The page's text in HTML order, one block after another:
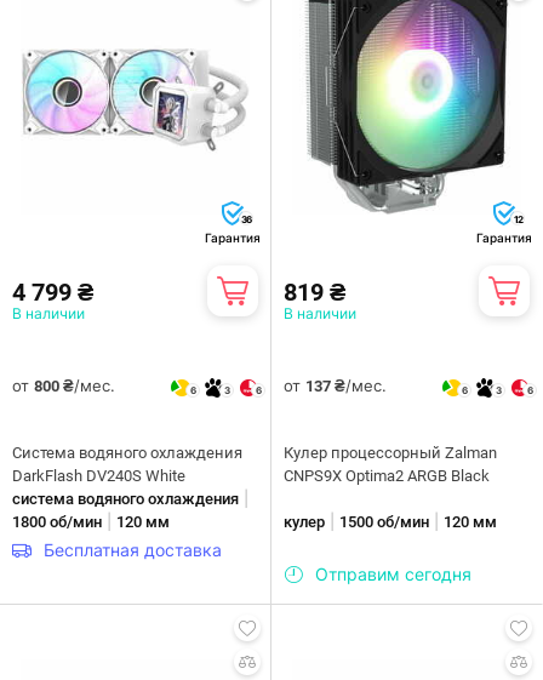
36
Гарантия
4 799 ₴
В наличии
от 800 ₴/мес. 6 3 6
Система водяного охлаждения
DarkFlash DV240S White
система водяного охлаждения
1800 об/мин 120 мм
Бесплатная доставка
12
Гарантия
819 ₴
В наличии
от 137 ₴/мес. 6 3 6
Кулер процессорный Zalman
CNPS9X Optima2 ARGB Black
кулер 1500 об/мин 120 мм
Отправим сегодня